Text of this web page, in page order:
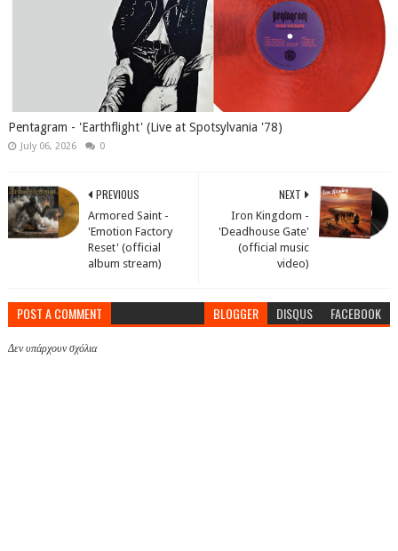
Pentagram - 'Earthflight' (Live at Spotsylvania '78)
July 06, 2026 0
NEXT
Iron Kingdom -
'Deadhouse Gate'
(official music
video)
PREVIOUS
Armored Saint -
'Emotion Factory
Reset' (official
album stream)
POST A COMMENT BLOGGER DISQUS FACEBOOK
Δεν υπάρχουν σχόλια